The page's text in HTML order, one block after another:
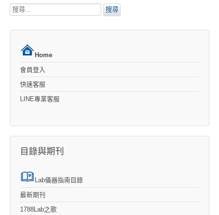
搜
搜尋
Home
會員登入
快速客服
LINE專業客服
目錄與期刊
Lab儀器指南目錄
最新期刊
1788Lab之歌